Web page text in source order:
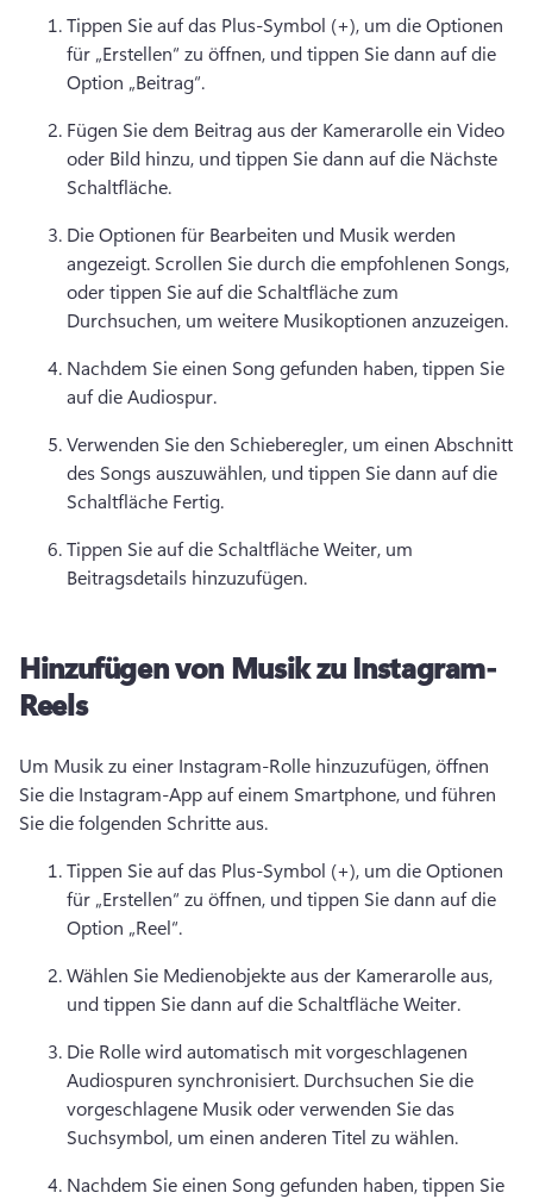
Tippen Sie auf das Plus-Symbol (+), um die Optionen
für „Erstellen“ zu öffnen, und tippen Sie dann auf die
Option „Beitrag“.
Fügen Sie dem Beitrag aus der Kamerarolle ein Video
oder Bild hinzu, und tippen Sie dann auf die Nächste
Schaltfläche.
Die Optionen für Bearbeiten und Musik werden
angezeigt. Scrollen Sie durch die empfohlenen Songs,
oder tippen Sie auf die Schaltfläche zum
Durchsuchen, um weitere Musikoptionen anzuzeigen.
Nachdem Sie einen Song gefunden haben, tippen Sie
auf die Audiospur.
Verwenden Sie den Schieberegler, um einen Abschnitt
des Songs auszuwählen, und tippen Sie dann auf die
Schaltfläche Fertig.
Tippen Sie auf die Schaltfläche Weiter, um
Beitragsdetails hinzuzufügen.
Hinzufügen von Musik zu Instagram-
Reels
Um Musik zu einer Instagram-Rolle hinzuzufügen, öffnen
Sie die Instagram-App auf einem Smartphone, und führen
Sie die folgenden Schritte aus.
Tippen Sie auf das Plus-Symbol (+), um die Optionen
für „Erstellen“ zu öffnen, und tippen Sie dann auf die
Option „Reel“.
Wählen Sie Medienobjekte aus der Kamerarolle aus,
und tippen Sie dann auf die Schaltfläche Weiter.
Die Rolle wird automatisch mit vorgeschlagenen
Audiospuren synchronisiert. Durchsuchen Sie die
vorgeschlagene Musik oder verwenden Sie das
Suchsymbol, um einen anderen Titel zu wählen.
Nachdem Sie einen Song gefunden haben, tippen Sie